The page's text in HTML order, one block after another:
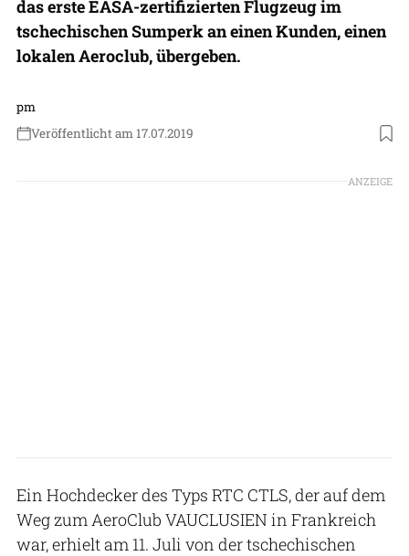
das erste EASA-zertifizierten Flugzeug im
tschechischen Sumperk an einen Kunden, einen
lokalen Aeroclub, übergeben.
pm
Veröffentlicht am 17.07.2019
Foto: pm
ANZEIGE
Ein Hochdecker des Typs RTC CTLS, der auf dem
Weg zum AeroClub VAUCLUSIEN in Frankreich
war, erhielt am 11. Juli von der tschechischen